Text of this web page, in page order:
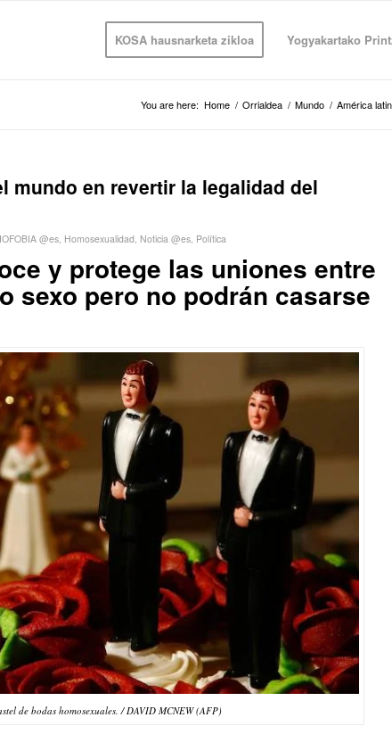
KOSA hausnarketa zikloa Yogyakartako
You are here: Home / Orrialdea / Mundo / América
mundo en revertir la legalidad del
@es, Homosexualidad, Noticia @es, Política
y protege las uniones entre
sexo pero no podrán casarse
de bodas homosexuales. / DAVID MCNEW (AFP)